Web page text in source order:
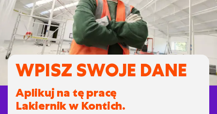
WPISZ SWOJE DANE
Aplikuj na tę pracę
Lakiernik w Kontich.